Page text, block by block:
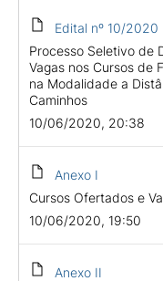
Edital nº 10/2020
Processo Seletivo de
Vagas nos Cursos de
na Modalidade a
Caminhos
10/06/2020, 20:38
Anexo I
Cursos Ofertados e
10/06/2020, 19:50
Anexo II